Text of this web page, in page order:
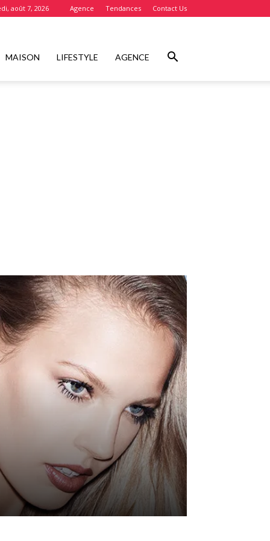
août 7, 2026 Agence Tendances Contact Us
MAISON LIFESTYLE AGENCE